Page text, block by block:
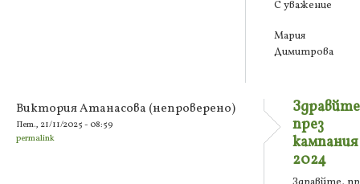
С уважение
Мария
Димитрова
Виктория Атанасова (непроверено)
Пет., 21/11/2025 - 08:59
permalink
през
кампания
2024